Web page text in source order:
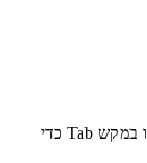
התחילו להקליד טקסט בתיבת החיפוש, ואז השתמשו במקש Tab כדי